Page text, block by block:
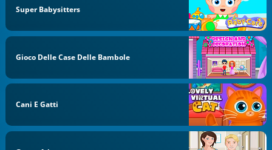
Super Babysitters
Gioco Delle Case Delle Bambole
Cani E Gatti